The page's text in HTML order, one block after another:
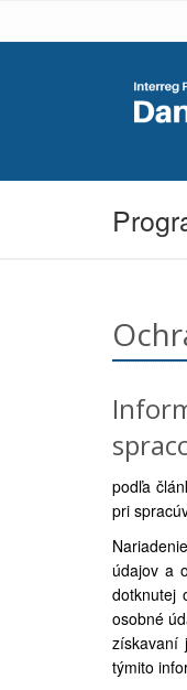
podľa
pri
údajov a
dotknutej
osobné
získavaní
týmito